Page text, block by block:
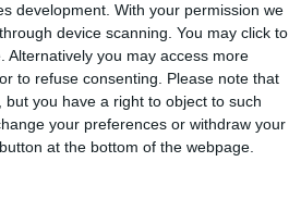
development. With your permission we
device scanning. You may click to
Alternatively you may access more
to refuse consenting.
Please note that
you have a right to object to such
your preferences or withdraw your
at the bottom of the webpage.